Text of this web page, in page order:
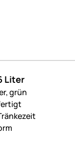
Liter
grün